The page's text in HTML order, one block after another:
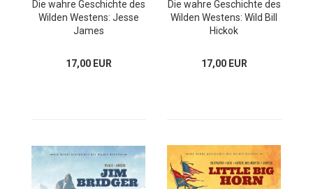
Die wahre Geschichte des
Wilden Westens: Jesse
James
17,00 EUR
Die wahre Geschichte des
Wilden Westens: Wild Bill
Hickok
17,00 EUR